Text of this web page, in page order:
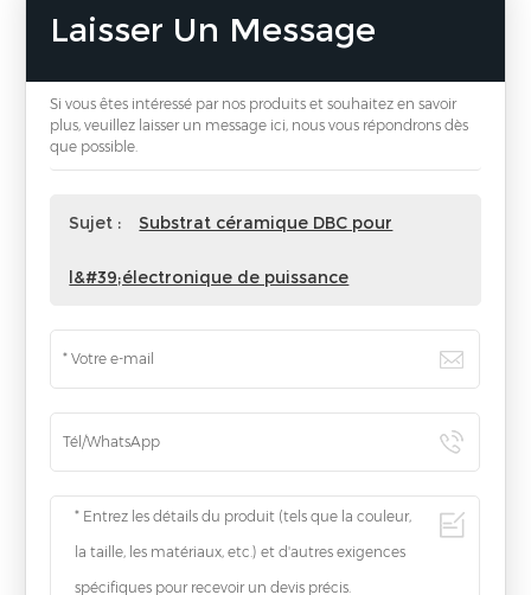
Laisser Un Message
Si vous êtes intéressé par nos produits et souhaitez en savoir
plus, veuillez laisser un message ici, nous vous répondrons dès
que possible.
Sujet : Substrat céramique DBC pour
l&#39;électronique de puissance